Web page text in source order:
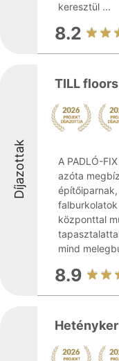
keresztül ...
8.2
Díjazottak
TILL floors
A PADLÓ-
azóta
központtal
mind
8.9